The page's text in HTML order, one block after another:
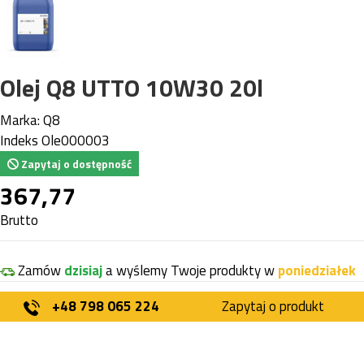
Olej Q8 UTTO 10W30 20l
Marka:Q8
IndeksOle000003
Zapytaj o dostępność
367,77
Brutto
Zamówdzisiaja wyślemy Twoje produkty wponiedziałek
+48 798 065 224
Zapytaj o produkt